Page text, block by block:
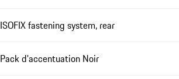
ISOFIX fastening system, rear
Pack d'accentuation Noir